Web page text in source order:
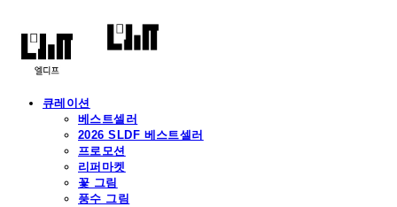
큐레이션
베스트셀러
2026 SLDF 베스트셀러
프로모션
리퍼마켓
꽃 그림
풍수 그림